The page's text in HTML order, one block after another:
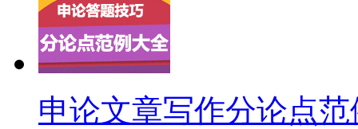
申论文章写作分论点